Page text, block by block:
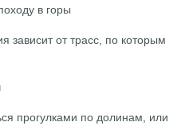
в горы
зависит от трасс, по которым
прогулками по долинам, или